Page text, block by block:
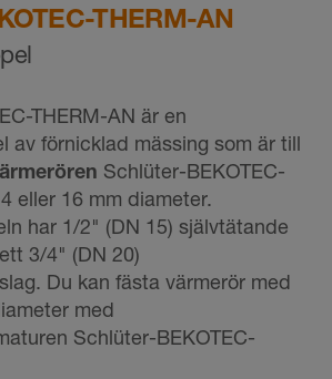
THERM-AN
THERM-AN är en
av förnicklad mässing som är till
Schlüter-BEKOTEC-
eller 16 mm diameter.
har 1/2" (DN 15) självtätande
3/4" (DN 20)
Du kan fästa värmerör med
med
Schlüter-BEKOTEC-